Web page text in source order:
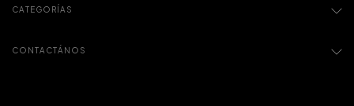
CATEGORÍAS
CONTACTÁNOS